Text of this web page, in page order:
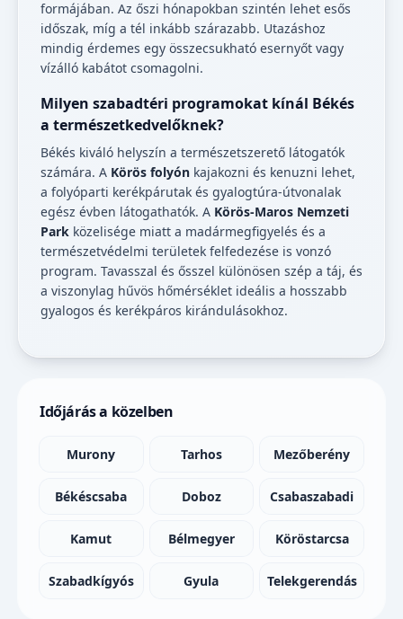
formájában. Az őszi hónapokban szintén lehet esős
időszak, míg a tél inkább szárazabb. Utazáshoz
mindig érdemes egy összecsukható esernyőt vagy
vízálló kabátot csomagolni.
Milyen szabadtéri programokat kínál Békés
a természetkedvelőknek?
Békés kiváló helyszín a természetszerető látogatók
számára. A Körös folyón kajakozni és kenuzni lehet,
a folyóparti kerékpárutak és gyalogtúra-útvonalak
egész évben látogathatók. A Körös-Maros Nemzeti
Park közelisége miatt a madármegfigyelés és a
természetvédelmi területek felfedezése is vonzó
program. Tavasszal és ősszel különösen szép a táj, és
a viszonylag hűvös hőmérséklet ideális a hosszabb
gyalogos és kerékpáros kirándulásokhoz.
Időjárás a közelben
Murony Tarhos Mezőberény
Békéscsaba Doboz Csabaszabadi
Kamut Bélmegyer Köröstarcsa
Szabadkígyós Gyula Telekgerendás